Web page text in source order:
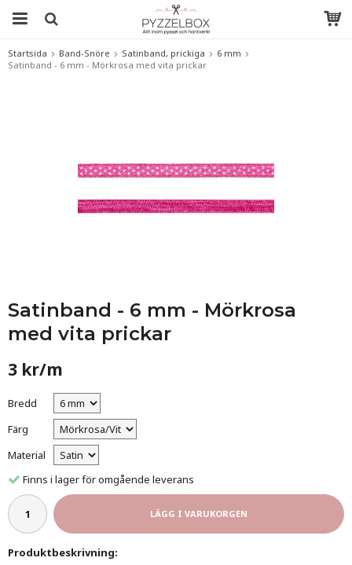
Startsida Band-Snöre Satinband, prickiga
6 mm
Satinband - 6 mm - Mörkrosa med vita prickar
Satinband - 6 mm - Mörkrosa
med vita prickar
3 kr/m
Bredd
Färg
Material
Finns i lager för omgående leverans
LÄGG I VARUKORGEN
Produktbeskrivning: